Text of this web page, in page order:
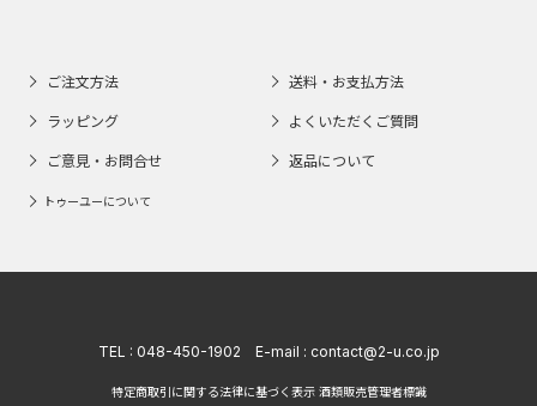
ご注文方法 送料・お支払方法
ラッピング よくいただくご質問
ご意見・お問合せ 返品について
トゥーユーについて
TEL : 048-450-1902 E-mail : contact@2-u.co.jp
特定商取引に関する法律に基づく表示 酒類販売管理者標識